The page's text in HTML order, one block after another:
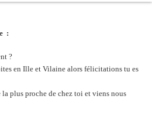
:
?
en Ille et Vilaine alors félicitations tu es
plus proche de chez toi et viens nous